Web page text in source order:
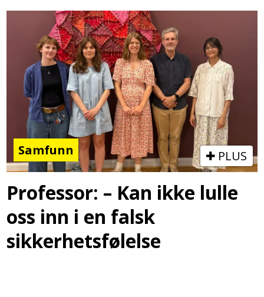
Samfunn PLUS
Professor: – Kan ikke lulle
oss inn i en falsk
sikkerhetsfølelse